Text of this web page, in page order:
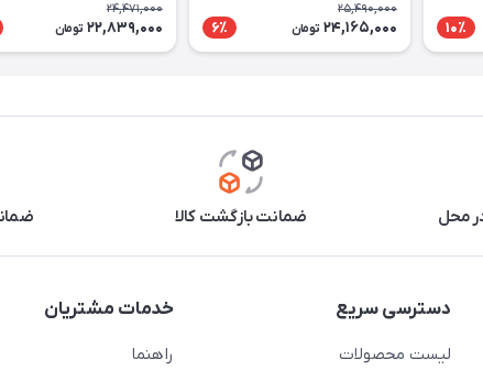
10٪
25,490,000
24,165,000 تومان 6٪
24,471,000
22,839,000 تومان
محل ضمانت بازگشت کالا
دسترسی سریع
لیست محصولات
خدمات مشتریان
راهنما